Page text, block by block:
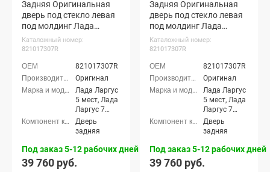
Задняя Оригинальная
дверь под стекло левая
под молдинг Лада
Ларгус (Лазурно-синий
498)
Каталожный номер:
821017307R
821017307R
Оригинал
Лада Ларгус
5 мест, Лада
Ларгус 7
мест, Лада
Ларгус
мест, Лада
Кросс 7
Дверь
задняя
Под заказ 5-12 рабочих дней
39 760 руб.
Задняя Оригинальная
дверь под стекло левая
под молдинг Лада
Ларгус (Серое плато
624)
Каталожный номер:
821017307R
821017307R
Оригинал
Лада Ларгус
5 мест, Лада
Ларгус 7
мест, Лада
Ларгус
мест, Лада
Кросс 7
Дверь
задняя
Под заказ 5-12 рабочих дней
39 760 руб.